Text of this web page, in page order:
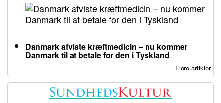
Danmark afviste kræftmedicin – nu kommer
Danmark til at betale for den i Tyskland
Flere artikler